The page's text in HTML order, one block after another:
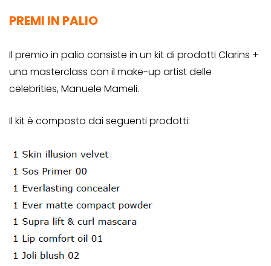
PREMI IN PALIO
Il premio in palio consiste in un kit di prodotti Clarins +
una masterclass con il make-up artist delle
celebrities, Manuele Mameli.
Il kit è composto dai seguenti prodotti: